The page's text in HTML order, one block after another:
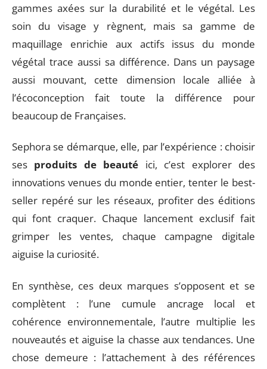
gammes axées sur la durabilité et le végétal. Les
soin du visage y règnent, mais sa gamme de
maquillage enrichie aux actifs issus du monde
végétal trace aussi sa différence. Dans un paysage
aussi mouvant, cette dimension locale alliée à
l’écoconception fait toute la différence pour
beaucoup de Françaises.
Sephora se démarque, elle, par l’expérience : choisir
ses produits de beauté ici, c’est explorer des
innovations venues du monde entier, tenter le best-
seller repéré sur les réseaux, profiter des éditions
qui font craquer. Chaque lancement exclusif fait
grimper les ventes, chaque campagne digitale
aiguise la curiosité.
En synthèse, ces deux marques s’opposent et se
complètent : l’une cumule ancrage local et
cohérence environnementale, l’autre multiplie les
nouveautés et aiguise la chasse aux tendances. Une
chose demeure : l’attachement à des références